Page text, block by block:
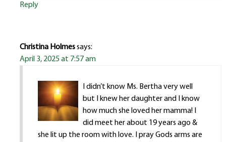
Reply
Christina Holmessays:
April 3, 2025 at 7:57 am
I didn’t know Ms. Bertha very well
but I knew her daughter and I know
how much she loved her mamma! I
did meet her about 19 years ago &
she lit up the room with love. I pray Gods arms are